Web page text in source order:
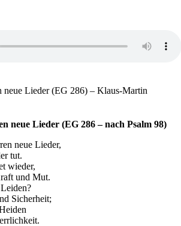
neue Lieder (EG 286) – Klaus-Martin
neue Lieder (EG 286 – nach Psalm 98)
neue Lieder,
tut.
wieder,
und Mut.
Sicherheit;